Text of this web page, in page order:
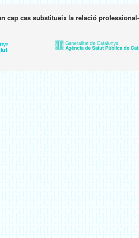
cap cas substitueix la relació